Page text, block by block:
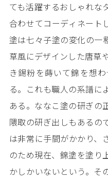
ても活躍するおしゃれな
合わせてコーディネート
塗は七々子塗の変化の一
草風にデザインした唐草
き錫粉を蒔いて錦を想
る。これも職人の系譜に
ある。ななこ塗の研ぎの
隈取の研ぎ出しもあるの
は非常に手間がかかり、
のため現在、錦塗を塗り
かしかいないという。そ